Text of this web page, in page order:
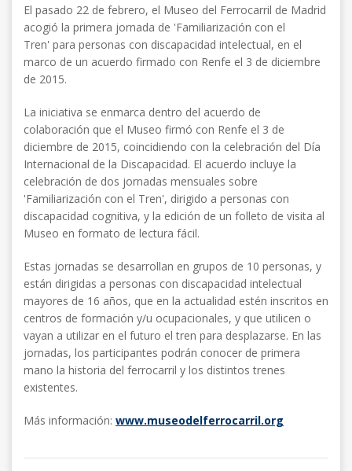
El pasado 22 de febrero, el Museo del Ferrocarril de Madrid
acogió la primera jornada de 'Familiarización con el
Tren' para personas con discapacidad intelectual, en el
marco de un acuerdo firmado con Renfe el 3 de diciembre
de 2015.
La iniciativa se enmarca dentro del acuerdo de
colaboración que el Museo firmó con Renfe el 3 de
diciembre de 2015, coincidiendo con la celebración del Día
Internacional de la Discapacidad. El acuerdo incluye la
celebración de dos jornadas mensuales sobre
'Familiarización con el Tren', dirigido a personas con
discapacidad cognitiva, y la edición de un folleto de visita al
Museo en formato de lectura fácil.
Estas jornadas se desarrollan en grupos de 10 personas, y
están dirigidas a personas con discapacidad intelectual
mayores de 16 años, que en la actualidad estén inscritos en
centros de formación y/u ocupacionales, y que utilicen o
vayan a utilizar en el futuro el tren para desplazarse. En las
jornadas, los participantes podrán conocer de primera
mano la historia del ferrocarril y los distintos trenes
existentes.
Más información: www.museodelferrocarril.org